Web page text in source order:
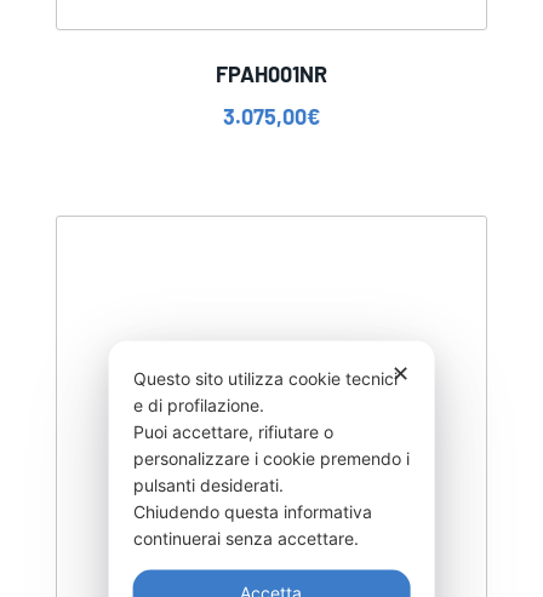
FPAH001NR
3.075,00€
✕
Questo sito utilizza cookie tecnici
e di profilazione.
Puoi accettare, rifiutare o
personalizzare i cookie premendo i
pulsanti desiderati.
Chiudendo questa informativa
continuerai senza accettare.
Accetta